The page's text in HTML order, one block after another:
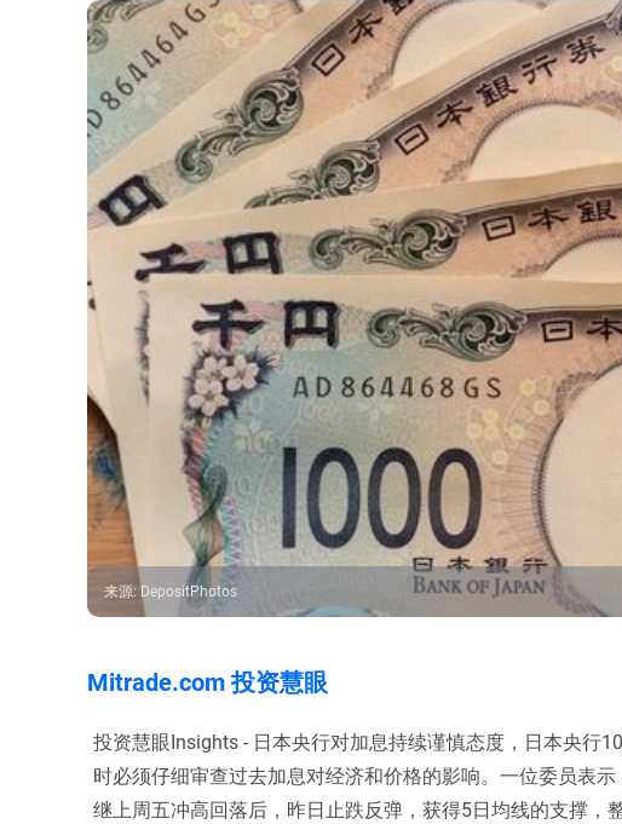
来源: DepositPhotos
Mitrade.com 投资慧眼
投资慧眼Insights - 日本央行对加息持续谨慎态度，日本央行
时必须仔细审查过去加息对经济和价格的影响。一位委员表
继上周五冲高回落后，昨日止跌反弹，获得5日均线的支撑，